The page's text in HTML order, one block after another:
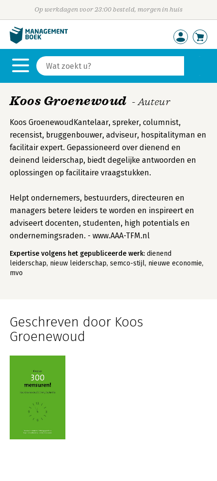
Op werkdagen voor 23:00 besteld, morgen in huis
Koos Groenewoud - Auteur
Koos GroenewoudKantelaar, spreker, columnist,
recensist, bruggenbouwer, adviseur, hospitalityman en
facilitair expert. Gepassioneerd over dienend en
deinend leiderschap, biedt degelijke antwoorden en
oplossingen op facilitaire vraagstukken.
Helpt ondernemers, bestuurders, directeuren en
managers betere leiders te worden en inspireert en
adviseert docenten, studenten, high potentials en
ondernemingsraden. - www.AAA-TFM.nl
Expertise volgens het gepubliceerde werk: dienend
leiderschap, nieuw leiderschap, semco-stijl, nieuwe economie,
mvo
Geschreven door Koos
Groenewoud